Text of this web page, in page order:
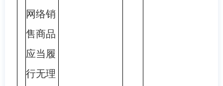
网络销
售商品
应当履
行无理